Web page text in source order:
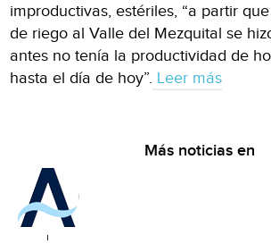
improductivas, estériles, “a partir
de riego al Valle del Mezquital se
antes no tenía la productividad de
hasta el día de hoy”. Leer más
Más noticias en